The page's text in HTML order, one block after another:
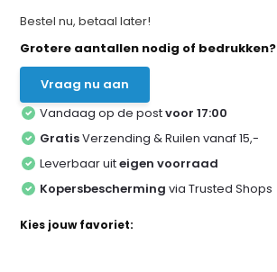
Bestel nu, betaal later!
Grotere aantallen nodig of bedrukken?
Vraag nu aan
Vandaag op de postvoor 17:00
GratisVerzending & Ruilen vanaf 15,-
Leverbaar uiteigen voorraad
Kopersbescherming via Trusted Shops
Kies jouw favoriet: